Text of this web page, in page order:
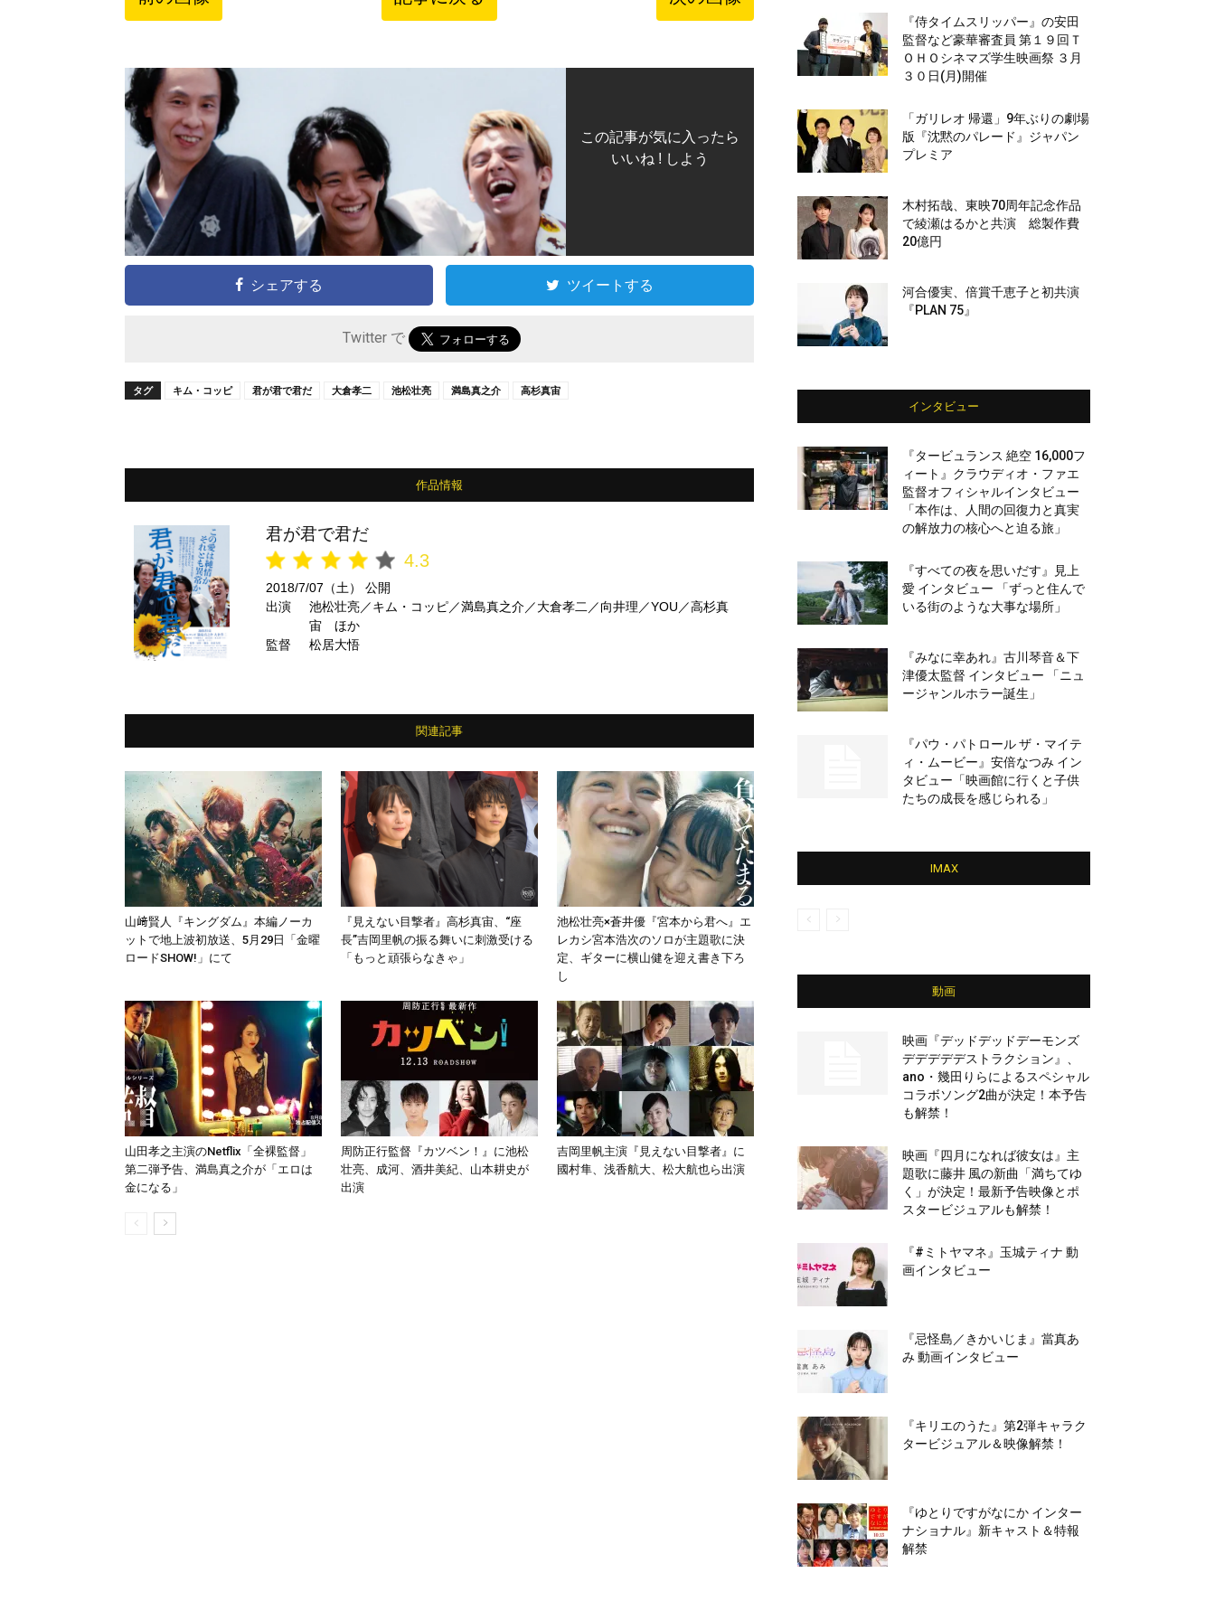
この記事が気に入ったら
いいね ! しよう
シェアする ツイートする
Twitter で
タグ キム・コッピ 君が君で君だ 大倉孝二 池松壮亮 満島真之介 高杉真宙
作品情報
君が君で君だ
4.3
2018/7/07（土） 公開
出演
池松壮亮／キム・コッピ／満島真之介／大倉孝二／向井理／YOU／高杉真
宙 ほか
監督
松居大悟
関連記事
山﨑賢人『キングダム』本編ノーカ
ットで地上波初放送、5月29日「金曜
ロードSHOW!」にて
『見えない目撃者』高杉真宙、“座
長”吉岡里帆の振る舞いに刺激受ける
「もっと頑張らなきゃ」
池松壮亮×蒼井優『宮本から君へ』エ
レカシ宮本浩次のソロが主題歌に決
定、ギターに横山健を迎え書き下ろ
し
山田孝之主演のNetflix「全裸監督」
第二弾予告、満島真之介が「エロは
金になる」
周防正行監督『カツベン！』に池松
壮亮、成河、酒井美紀、山本耕史が
出演
吉岡里帆主演『見えない目撃者』に
國村隼、浅香航大、松大航也ら出演
『侍タイムスリッパー』の安田
監督など豪華審査員 第１９回Ｔ
ＯＨＯシネマズ学生映画祭 ３月
３０日(月)開催
「ガリレオ 帰還」9年ぶりの劇場
版『沈黙のパレード』ジャパン
プレミア
木村拓哉、東映70周年記念作品
で綾瀬はるかと共演 総製作費
20億円
河合優実、倍賞千恵子と初共演
『PLAN 75』
インタビュー
『タービュランス 絶空 16,000フ
ィート』クラウディオ・ファエ
監督オフィシャルインタビュー
「本作は、人間の回復力と真実
の解放力の核心へと迫る旅」
『すべての夜を思いだす』見上
愛 インタビュー 「ずっと住んで
いる街のような大事な場所」
『みなに幸あれ』古川琴音＆下
津優太監督 インタビュー 「ニュ
ージャンルホラー誕生」
『パウ・パトロール ザ・マイテ
ィ・ムービー』安倍なつみ イン
タビュー「映画館に行くと子供
たちの成長を感じられる」
IMAX
動画
映画『デッドデッドデーモンズ
デデデデデストラクション』、
ano・幾田りらによるスペシャル
コラボソング2曲が決定！本予告
も解禁！
映画『四月になれば彼女は』主
題歌に藤井 風の新曲「満ちてゆ
く」が決定！最新予告映像とポ
スタービジュアルも解禁！
『#ミトヤマネ』玉城ティナ 動
画インタビュー
『忌怪島／きかいじま』當真あ
み 動画インタビュー
『キリエのうた』第2弾キャラク
タービジュアル＆映像解禁！
『ゆとりですがなにか インター
ナショナル』新キャスト＆特報
解禁